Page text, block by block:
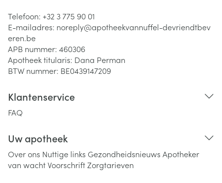
Telefoon: +32 3 775 90 01
E-mailadres: noreply@apotheekvannuffel-devriendtbev
eren.be
APB nummer: 460306
Apotheek titularis: Dana Perman
BTW nummer: BE0439147209
Klantenservice
FAQ
Uw apotheek
Over ons Nuttige links Gezondheidsnieuws Apotheker
van wachtVoorschriftZorgtarieven